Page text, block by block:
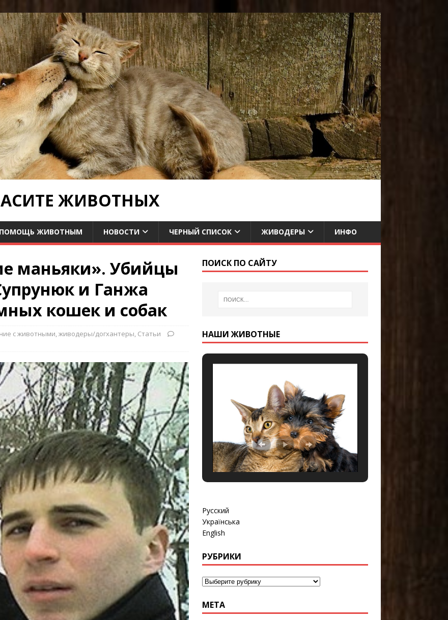
ЖИВОТНЫХ
ПОМОЩЬ ЖИВОТНЫМ НОВОСТИ ЧЕРНЫЙ СПИСОК ЖИВОДЕРЫ ИНФО
маньяки». Убийцы
и Ганжа
кошек и собак
с животными,живодеры/догхантеры, Статьи
ПОИСК ПО САЙТУ
НАШИ ЖИВОТНЫЕ
Русский
Українська
English
РУБРИКИ
МЕТА